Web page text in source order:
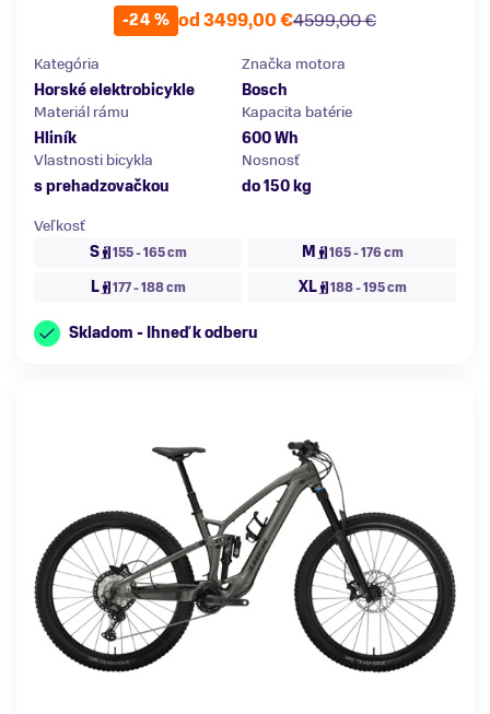
-24 %
4599,00 €
od 3499,00 €
Kategória
Horské elektrobicykle
Značka motora
Bosch
Materiál rámu
Hliník
Kapacita batérie
600 Wh
Vlastnosti bicykla
s prehadzovačkou
Nosnosť
do 150 kg
Veľkosť
S
155 - 165 cm M 165 - 176 cm
L 177 - 188 cm XL 188 - 195 cm
Skladom - Ihneď k odberu